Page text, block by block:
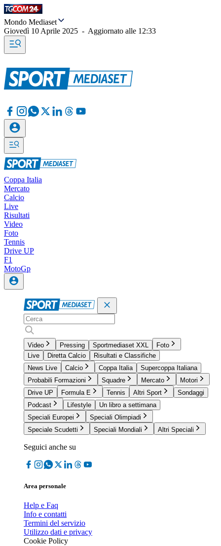
Mondo Mediaset
Giovedì 10 Aprile 2025 - Aggiornato alle 12:33
Coppa Italia
Mercato
Calcio
Live
Risultati
Video
Foto
Tennis
Drive UP
F1
MotoGp
Video Pressing Sportmediaset XXL
Foto
Live
Diretta Calcio
Risultati e Classifiche
News Live
Calcio Coppa Italia
Supercoppa Italiana
Probabili Formazioni
Squadre Mercato
Motori
Drive UP
Formula E Tennis Altri Sport
Sondaggi
Podcast
Lifestyle
Un libro a settimana
Speciali Europei
Speciali Olimpiadi
Speciale Scudetti
Speciali Mondiali Altri Speciali
Seguici anche su
Area personale
Help e Faq
Info e contatti
Termini del servizio
Utilizzo dati e privacy
Cookie Policy